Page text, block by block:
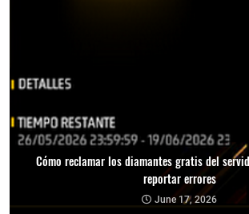
Cómo reclamar los diamantes gratis del
reportar errores
June 17, 2026